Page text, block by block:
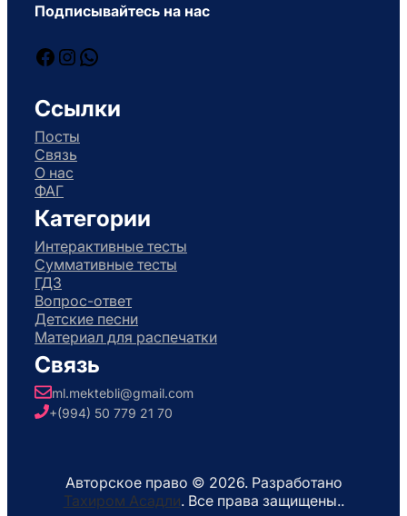
Подписывайтесь на нас
Facebook
Instagram
WhatsApp
Ссылки
Посты
Связь
О нас
ФАГ
Категории
Интерактивные тесты
Суммативные тесты
ГДЗ
Вопрос-ответ
Детские песни
Материал для распечатки
Связь
ml.mektebli@gmail.com
+(994) 50 779 21 70
Авторское право © 2026. Разработано
Тахиром Асадли. Все права защищены..